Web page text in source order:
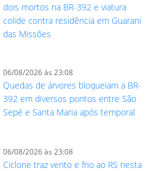
dois mortos na BR-392 e viatura
colide contra residência em Guarani
das Missões
06/08/2026 às 23:08
Quedas de árvores bloqueiam a BR-
392 em diversos pontos entre São
Sepé e Santa Maria após temporal
06/08/2026 às 23:08
Ciclone traz vento e frio ao RS nesta